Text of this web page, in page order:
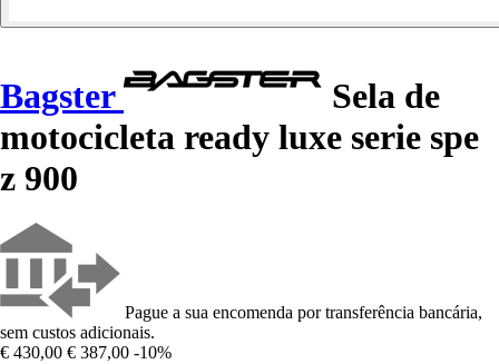
Bagster
Sela de
motocicleta ready luxe serie spe
z 900
Pague a sua encomenda por transferência bancária,
sem custos adicionais.
€ 430,00 € 387,00 -10%